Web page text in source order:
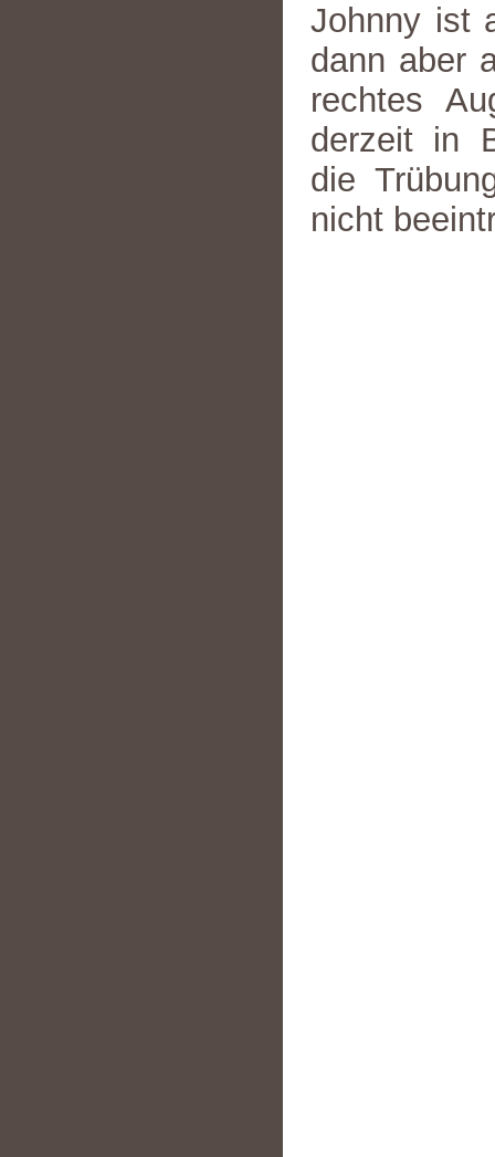
Johnny ist
dann aber
rechtes
derzeit in
die
nicht